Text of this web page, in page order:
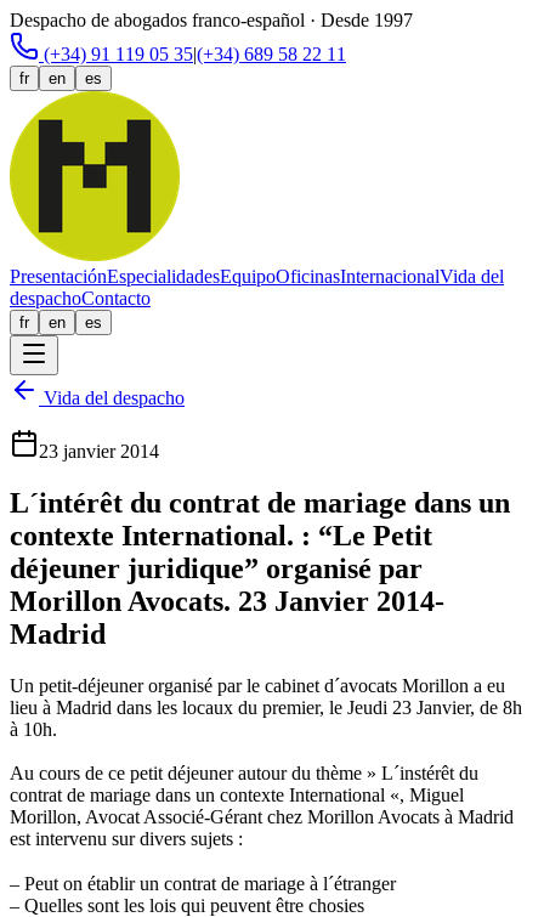
Despacho de abogados franco-español · Desde 1997
(+34) 91 119 05 35|(+34) 689 58 22 11
fr en es
PresentaciónEspecialidadesEquipoOficinasInternacionalVida del
despachoContacto
fr en es
Vida del despacho
23 janvier 2014
L´intérêt du contrat de mariage dans un
contexte International. : “Le Petit
déjeuner juridique” organisé par
Morillon Avocats. 23 Janvier 2014-
Madrid
Un petit-déjeuner organisé par le cabinet d´avocats Morillon a eu
lieu à Madrid dans les locaux du premier, le Jeudi 23 Janvier, de 8h
à 10h.
Au cours de ce petit déjeuner autour du thème » L´instérêt du
contrat de mariage dans un contexte International «, Miguel
Morillon, Avocat Associé-Gérant chez Morillon Avocats à Madrid
est intervenu sur divers sujets :
– Peut on établir un contrat de mariage à l´étranger
– Quelles sont les lois qui peuvent être chosies